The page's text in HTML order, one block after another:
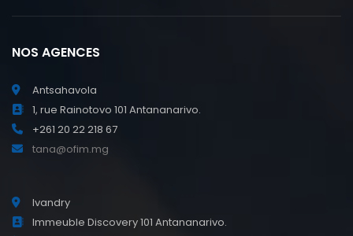
NOS AGENCES
Antsahavola
1, rue Rainotovo 101 Antananarivo.
+261 20 22 218 67
tana@ofim.mg
Ivandry
Immeuble Discovery 101 Antananarivo.